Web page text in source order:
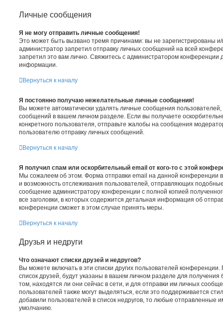
Личные сообщения
Я не могу отправить личные сообщения!
Это может быть вызвано тремя причинами: вы не зарегистрированы
администратор запретил отправку личных сообщений на всей
запретил это вам лично. Свяжитесь с администратором конференции
информации.
Вернуться к началу
Я постоянно получаю нежелательные личные сообщения!
Вы можете автоматически удалять личные сообщения
сообщений в вашем личном разделе. Если вы получаете
конкретного пользователя, отправьте жалобы на сообщения
пользователю отправку личных сообщений.
Вернуться к началу
Я получил спам или оскорбительный email от кого-то с этой
Мы сожалеем об этом. Форма отправки email на данной конференции
и возможность отслеживания пользователей, отправляющих
сообщение администратору конференции с полной копией
все заголовки, в которых содержится детальная информация об
конференции сможет в этом случае принять меры.
Вернуться к началу
Друзья и недруги
Что означают списки друзей и недругов?
Вы можете включать в эти списки других пользователей
список друзей, будут указаны в вашем личном разделе для
том, находятся ли они сейчас в сети, и для отправки им личных
пользователей также могут выделяться, если это поддерживается
добавили пользователей в список недругов, то любые отправленные
умолчанию.